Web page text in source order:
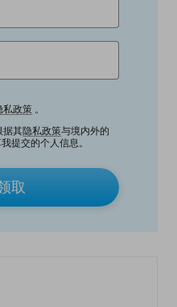
私政策 。
据其隐私政策与境内外的
提交的个人信息。
取